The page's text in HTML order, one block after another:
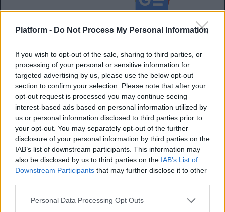
Platform - Do Not Process My Personal Information
If you wish to opt-out of the sale, sharing to third parties, or
processing of your personal or sensitive information for
targeted advertising by us, please use the below opt-out
section to confirm your selection. Please note that after your
opt-out request is processed you may continue seeing
interest-based ads based on personal information utilized by
us or personal information disclosed to third parties prior to
your opt-out. You may separately opt-out of the further
disclosure of your personal information by third parties on the
IAB’s list of downstream participants. This information may
also be disclosed by us to third parties on the IAB’s List of
Downstream Participants that may further disclose it to other
Personal Data Processing Opt Outs
SCREENS